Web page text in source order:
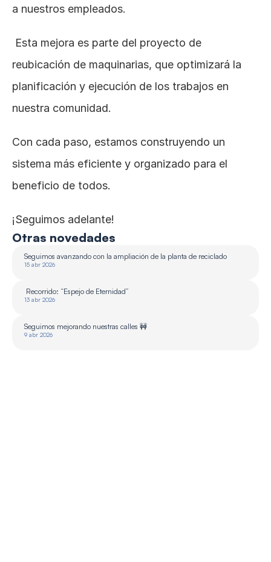
Otras novedades
Seguimos avanzando con la ampliación de la planta de reciclado
15 abr 2026
Recorrido: “Espejo de Eternidad”
13 abr 2026
Seguimos mejorando nuestras calles 🚧
9 abr 2026
a nuestros empleados.
reubicación de maquinarias, que optimizará la
planificación y ejecución de los trabajos en
nuestra comunidad.
Con cada paso, estamos construyendo un
sistema más eficiente y organizado para el
beneficio de todos.
¡Seguimos adelante!